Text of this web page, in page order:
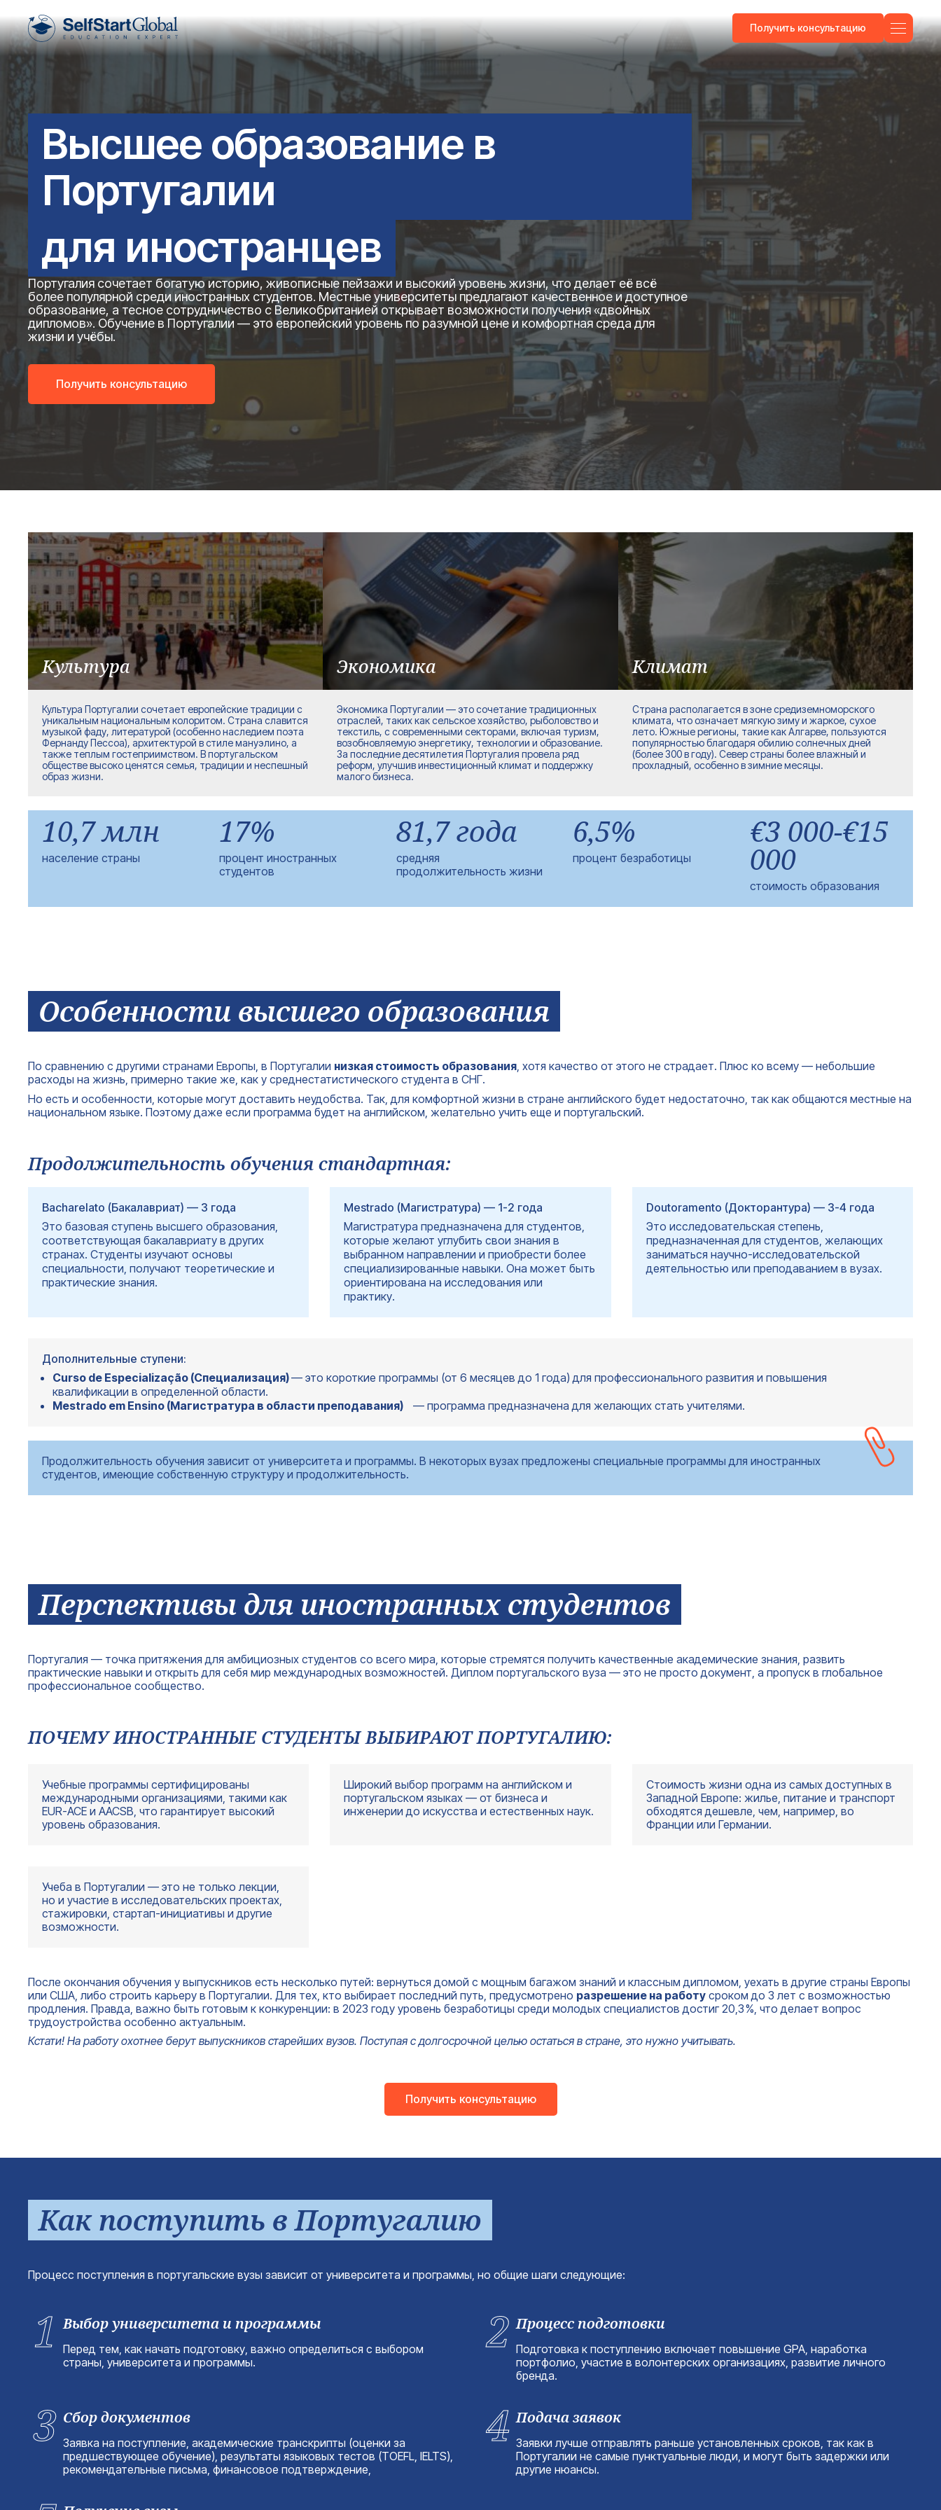
Получить консультацию
Получить консультацию
Высшее образование в
Португалии
для иностранцев
Португалия сочетает богатую историю, живописные пейзажи и высокий уровень жизни, что делает её всё
более популярной среди иностранных студентов. Местные университеты предлагают качественное и доступное
образование, а тесное сотрудничество с Великобританией открывает возможности получения «двойных
дипломов». Обучение в Португалии — это европейский уровень по разумной цене и комфортная среда для
жизни и учёбы.
Получить консультацию
Культура
Культура Португалии сочетает европейские традиции с
уникальным национальным колоритом. Страна славится
музыкой фаду, литературой (особенно наследием поэта
Фернанду Пессоа), архитектурой в стиле мануэлино, а
также теплым гостеприимством. В португальском
обществе высоко ценятся семья, традиции и неспешный
образ жизни.
Экономика
Экономика Португалии — это сочетание традиционных
отраслей, таких как сельское хозяйство, рыболовство и
текстиль, с современными секторами, включая туризм,
возобновляемую энергетику, технологии и образование.
За последние десятилетия Португалия провела ряд
реформ, улучшив инвестиционный климат и поддержку
малого бизнеса.
Климат
Страна располагается в зоне средиземноморского
климата, что означает мягкую зиму и жаркое, сухое
лето. Южные регионы, такие как Алгарве, пользуются
популярностью благодаря обилию солнечных дней
(более 300 в году). Север страны более влажный и
прохладный, особенно в зимние месяцы.
10,7 млн
население страны
17%
процент иностранных
студентов
81,7 года
средняя
продолжительность жизни
6,5%
процент безработицы
€3 000-€15
000
стоимость образования
Особенности высшего образования
По сравнению с другими странами Европы, в Португалии низкая стоимость образования, хотя качество от этого не страдает. Плюс ко всему — небольшие
расходы на жизнь, примерно такие же, как у среднестатистического студента в СНГ.
Но есть и особенности, которые могут доставить неудобства. Так, для комфортной жизни в стране английского будет недостаточно, так как общаются местные на
национальном языке. Поэтому даже если программа будет на английском, желательно учить еще и португальский.
Продолжительность обучения стандартная:
Bacharelato (Бакалавриат) — 3 года
Это базовая ступень высшего образования,
соответствующая бакалавриату в других
странах. Студенты изучают основы
специальности, получают теоретические и
практические знания.
Mestrado (Магистратура) — 1-2 года
Магистратура предназначена для студентов,
которые желают углубить свои знания в
выбранном направлении и приобрести более
специализированные навыки. Она может быть
ориентирована на исследования или
практику.
Doutoramento (Докторантура) — 3-4 года
Это исследовательская степень,
предназначенная для студентов, желающих
заниматься научно-исследовательской
деятельностью или преподаванием в вузах.
Дополнительные ступени:
Curso de Especialização (Специализация)— это короткие программы (от 6 месяцев до 1 года) для профессионального развития и повышения
квалификации в определенной области.
Mestrado em Ensino (Магистратура в области преподавания)
— программа предназначена для желающих стать учителями.
Продолжительность обучения зависит от университета и программы. В некоторых вузах предложены специальные программы для иностранных
студентов, имеющие собственную структуру и продолжительность.
Перспективы для иностранных студентов
Португалия — точка притяжения для амбициозных студентов со всего мира, которые стремятся получить качественные академические знания, развить
практические навыки и открыть для себя мир международных возможностей. Диплом португальского вуза — это не просто документ, а пропуск в глобальное
профессиональное сообщество.
ПОЧЕМУ ИНОСТРАННЫЕ СТУДЕНТЫ ВЫБИРАЮТ ПОРТУГАЛИЮ:
Учебные программы сертифицированы
международными организациями, такими как
EUR-ACE и AACSB, что гарантирует высокий
уровень образования.
Широкий выбор программ на английском и
португальском языках — от бизнеса и
инженерии до искусства и естественных наук.
Стоимость жизни одна из самых доступных в
Западной Европе: жилье, питание и транспорт
обходятся дешевле, чем, например, во
Франции или Германии.
Учеба в Португалии — это не только лекции,
но и участие в исследовательских проектах,
стажировки, стартап-инициативы и другие
возможности.
После окончания обучения у выпускников есть несколько путей: вернуться домой с мощным багажом знаний и классным дипломом, уехать в другие страны Европы
или США, либо строить карьеру в Португалии. Для тех, кто выбирает последний путь, предусмотрено разрешение на работу сроком до 3 лет с возможностью
продления. Правда, важно быть готовым к конкуренции: в 2023 году уровень безработицы среди молодых специалистов достиг 20,3 %, что делает вопрос
трудоустройства особенно актуальным.
Кстати! На работу охотнее берут выпускников старейших вузов. Поступая с долгосрочной целью остаться в стране, это нужно учитывать.
Получить консультацию
Как поступить в Португалию
Процесс поступления в португальские вузы зависит от университета и программы, но общие шаги следующие:
1 Выбор университета и программы
Перед тем, как начать подготовку, важно определиться с выбором
страны, университета и программы.
2 Процесс подготовки
Подготовка к поступлению включает повышение GPA, наработка
портфолио, участие в волонтерских организациях, развитие личного
бренда.
3 Сбор документов
Заявка на поступление, академические транскрипты (оценки за
предшествующее обучение), результаты языковых тестов (TOEFL, IELTS),
рекомендательные письма, финансовое подтверждение,
4 Подача заявок
Заявки лучше отправлять раньше установленных сроков, так как в
Португалии не самые пунктуальные люди, и могут быть задержки или
другие нюансы.